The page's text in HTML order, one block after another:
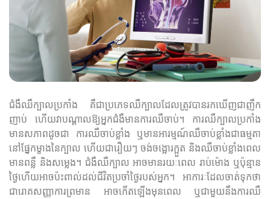
ជំងឺឈឺក្បាលប្រកាំង គឺជាប្រភេទឈឺក្បាលដែលត្រូវបានរកឃើញជាញឹក
ញាប់ ហើយវាបណ្តាលឱ្យអ្នកជំងឺមានការឈឺចាប់។ ការឈឺក្បាលប្រកាំង
មាន​សភាពដូចជា ការឈឺចាប់ខ្លាំង ឬមានអារម្មណ៍ឈឺចាប់ខ្លាំងជាធម្មតា
នៅផ្នែកម្ខាងនៃក្បាល ហើយជារឿយៗ ចង់ចង្អោរក្អួត និងឈឺចាប់ខ្លាំងពេល
មានពន្លឺ និងសម្លេង។ ជំងឺឈឺក្បាល អាចមានរយៈពេល រាប់ម៉ោង ឬប៉ុន្មាន
ថ្ងៃហើយអាចប៉ះពាល់ដល់ជីវិតប្រចាំថ្ងៃរបស់អ្នក។ អាការៈដែលចាត់ទុកថា
ជារោគសញ្ញាការព្រមាន អាចកើតឡើងមុនពេល ឬជាមួយនឹងការឈឺ